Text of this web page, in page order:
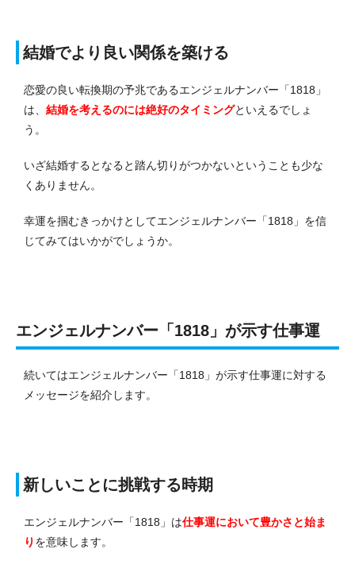
結婚でより良い関係を築ける
恋愛の良い転換期の予兆であるエンジェルナンバー「1818」
は、 結婚を考えるのには絶好のタイミングといえるでしょ
う。
いざ結婚するとなると踏ん切りがつかないということも少な
くありません。
幸運を掴むきっかけとしてエンジェルナンバー「1818」を信
じてみてはいかがでしょうか。
エンジェルナンバー「1818」が示す仕事運
続いてはエンジェルナンバー「1818」が示す仕事運に対する
メッセージを紹介します。
新しいことに挑戦する時期
エンジェルナンバー「1818」は仕事運において豊かさと始ま
り を意味します。